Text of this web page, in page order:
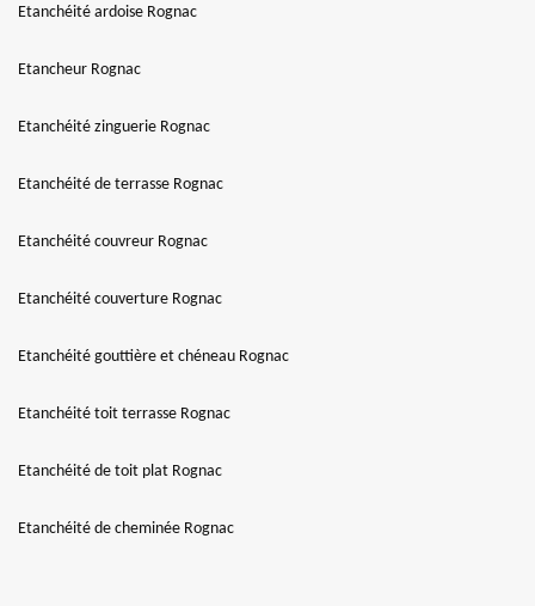
Etanchéité ardoise Rognac
Etancheur Rognac
Etanchéité zinguerie Rognac
Etanchéité de terrasse Rognac
Etanchéité couvreur Rognac
Etanchéité couverture Rognac
Etanchéité gouttière et chéneau Rognac
Etanchéité toit terrasse Rognac
Etanchéité de toit plat Rognac
Etanchéité de cheminée Rognac